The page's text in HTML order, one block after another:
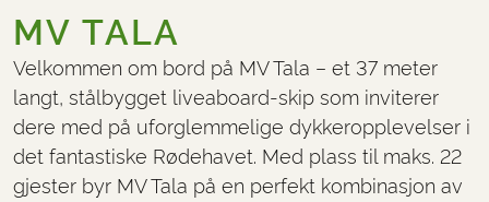
MV TALA
Velkommen om bord på MV Tala – et 37 meter
langt, stålbygget liveaboard-skip som inviterer
dere med på uforglemmelige dykkeropplevelser i
det fantastiske Rødehavet. Med plass til maks. 22
gjester byr MV Tala på en perfekt kombinasjon av